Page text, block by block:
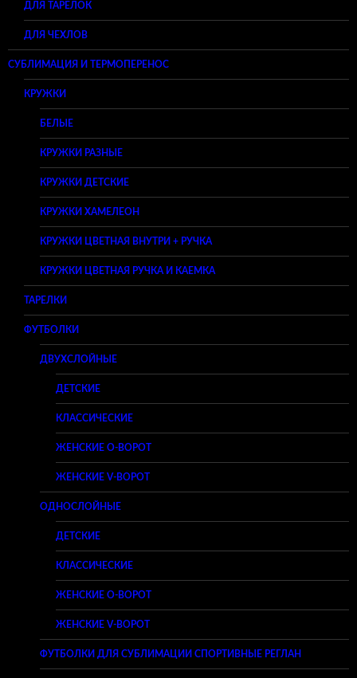
ДЛЯ ТАРЕЛОК
ДЛЯ ЧЕХЛОВ
СУБЛИМАЦИЯ И ТЕРМОПЕРЕНОС
КРУЖКИ
БЕЛЫЕ
КРУЖКИ РАЗНЫЕ
КРУЖКИ ДЕТСКИЕ
КРУЖКИ ХАМЕЛЕОН
КРУЖКИ ЦВЕТНАЯ ВНУТРИ + РУЧКА
КРУЖКИ ЦВЕТНАЯ РУЧКА И КАЕМКА
ТАРЕЛКИ
ФУТБОЛКИ
ДВУХСЛОЙНЫЕ
ДЕТСКИЕ
КЛАССИЧЕСКИЕ
ЖЕНСКИЕ O-ВОРОТ
ЖЕНСКИЕ V-ВОРОТ
ОДНОСЛОЙНЫЕ
ДЕТСКИЕ
КЛАССИЧЕСКИЕ
ЖЕНСКИЕ O-ВОРОТ
ЖЕНСКИЕ V-ВОРОТ
ФУТБОЛКИ ДЛЯ СУБЛИМАЦИИ СПОРТИВНЫЕ РЕГЛАН